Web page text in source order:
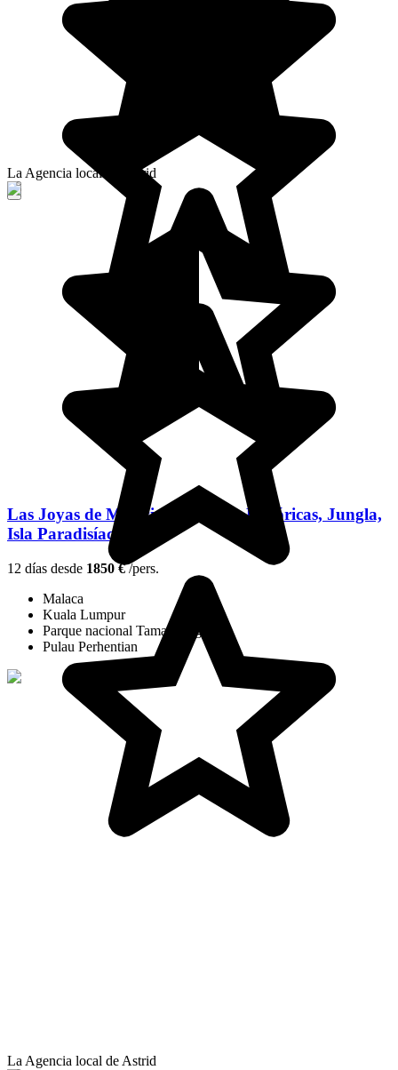
La Agencia local de Astrid
Las Joyas de Malasia: Ciudades Históricas, Jungla,
Isla Paradisíaca
12 días desde 1850 €/pers.
Malaca
Kuala Lumpur
Parque nacional Taman Negara
Pulau Perhentian
La Agencia local de Astrid